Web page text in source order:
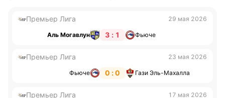
Премьер Лига 29 мая 2026
Аль Могавлун 3 : 1 Фьюче
Премьер Лига 23 мая 2026
Фьюче 0 : 0 Гази Эль-Махалла
Премьер Лига 17 мая 2026